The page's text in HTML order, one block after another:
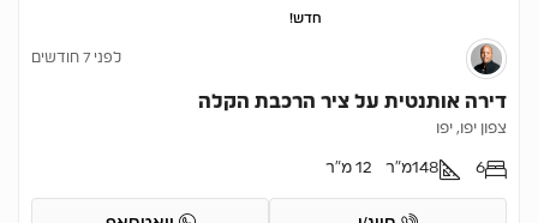
חדש!
לפני 7 חודשים
דירה אותנטית על ציר הרכבת הקלה
צפון יפו, יפו
6
148מ"ר 12 מ"ר